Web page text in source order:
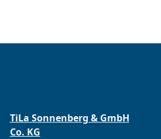
TiLa Sonnenberg & GmbH
Co. KG